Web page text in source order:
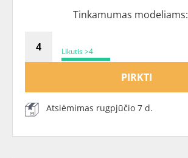
Tinkamumas modeliams:
Likutis >4
PIRKTI
Atsiėmimas rugpjūčio 7 d.